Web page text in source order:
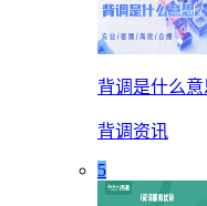
背调是什么意
背调资讯
5